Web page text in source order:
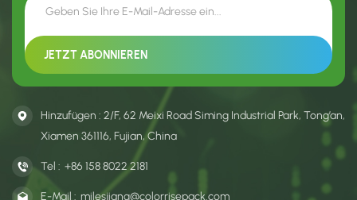
Hinzufügen : 2/F, 62 Meixi Road Siming Industrial Park, Tong’an,
Xiamen 361116, Fujian, China
Tel : +86 158 8022 2181
E-Mail : milesjiang@colorrisepack.com